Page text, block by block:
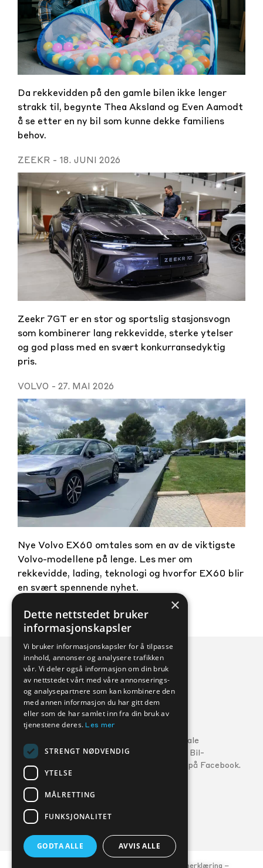
Da rekkevidden på den gamle bilen ikke lenger
strakk til, begynte Thea Aksland og Even Aamodt
å se etter en ny bil som kunne dekke familiens
behov.
ZEEKR - 18. JUNI 2026
Zeekr 7GT er en stor og sportslig stasjonsvogn
som kombinerer lang rekkevidde, sterke ytelser
og god plass med en svært konkurransedyktig
pris.
VOLVO - 27. MAI 2026
Nye Volvo EX60 omtales som en av de viktigste
Volvo-modellene på lenge. Les mer om
rekkevidde, lading, teknologi og hvorfor EX60 blir
en svært spennende nyhet.
Veihjelp:
MG: 22 22 27 15
Volvo: 800 30 060
Følg din lokale
Kverneland Bil-
forhandler på Facebook.
FORHANDLERE
Personvernerklæring –
×
Dette nettstedet bruker
informasjonskapsler
Vi bruker informasjonskapsler for å tilpasse
innhold, annonser og analysere trafikken
vår. Vi deler også informasjon om din bruk
av nettstedet vårt med våre annonserings-
og analysepartnere som kan kombinere den
med annen informasjon du har gitt dem
eller som de har samlet inn fra din bruk av
tjenestene deres.Les mer
STRENGT NØDVENDIG
YTELSE
MÅLRETTING
FUNKSJONALITET
GODTA ALLE AVVIS ALLE